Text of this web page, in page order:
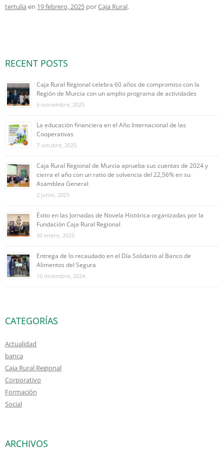
tertulia en 19 febrero, 2025 porCaja Rural.
RECENT POSTS
Caja Rural Regional celebra 60 años de compromiso con la
Región de Murcia con un amplio programa de actividades
6 noviembre, 2025
La educación financiera en el Año Internacional de las
Cooperativas
7 octubre, 2025
Caja Rural Regional de Murcia aprueba sus cuentas de 2024 y
cierra el año con un ratio de solvencia del 22,56% en su
Asamblea General
2 junio, 2025
Éxito en las Jornadas de Novela Histórica organizadas por la
Fundación Caja Rural Regional
30 enero, 2025
Entrega de lo recaudado en el Día Solidario al Banco de
Alimentos del Segura
10 diciembre, 2024
CATEGORÍAS
Actualidad
banca
Caja Rural Regional
Corporativo
Formación
Social
ARCHIVOS